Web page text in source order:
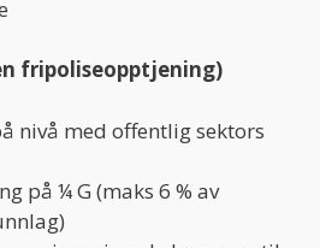
fripoliseopptjening)
nivå med offentlig sektors
på ¼ G (maks 6 % av